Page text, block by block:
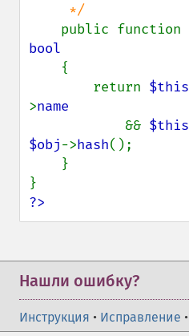
public function
bool
{
        return
$this
>name
&& $this
$obj->hash();
?>
Нашли ошибку?
Инструкция • Исправление •